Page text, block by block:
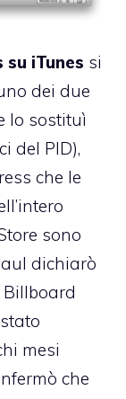
su iTunes si
dei due
lo sostituì
del PID),
che le
sono
dichiarò
mesi
che